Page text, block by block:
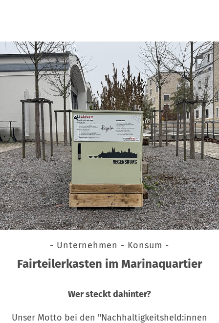
- Unternehmen - Konsum -
Fairteilerkasten im Marinaquartier
Wer steckt dahinter?
Unser Motto bei den "Nachhaltigkeitsheld:innen